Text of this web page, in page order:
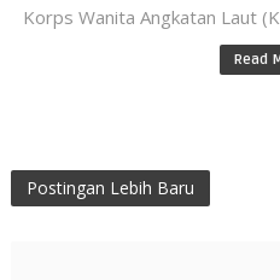
Korps Wanita Angkatan Laut
Read
Postingan Lebih Baru